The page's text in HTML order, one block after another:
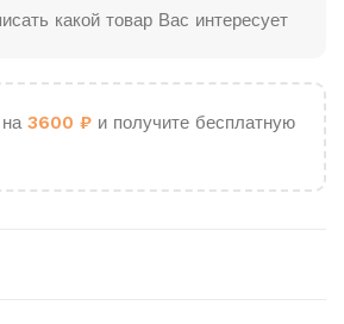
какой товар Вас интересует
3600 ₽и получите бесплатную